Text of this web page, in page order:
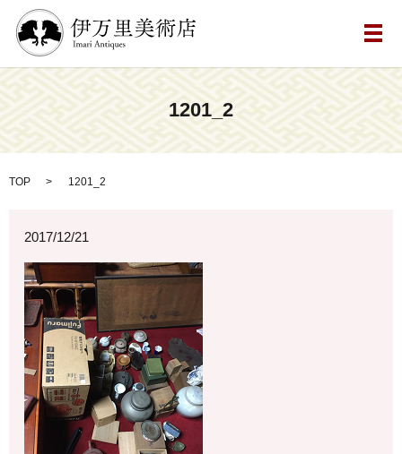
メ
1201_2
TOP 1201_2
2017/12/21